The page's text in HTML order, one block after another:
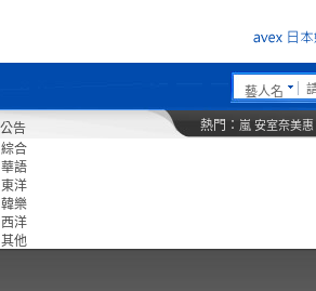
藝人名
熱門： 嵐 安室奈美惠
綜合
華語
東洋
韓樂
西洋
其他